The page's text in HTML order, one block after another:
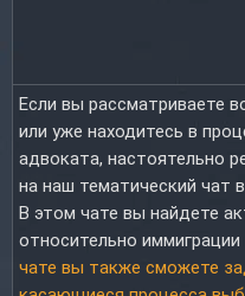
Если вы рассматриваете
или уже находитесь в
адвоката, настоятельно
на наш тематический чат
В этом чате вы найдете
относительно
чате вы также сможете